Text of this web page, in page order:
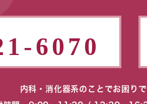
6070
内科・消化器系のことでお困り